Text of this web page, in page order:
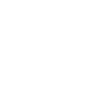
見、人肉搜索撕咬罪人
者卻以創業來拯救民族